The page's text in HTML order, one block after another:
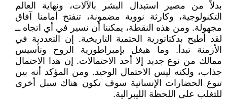
بدلاً من مصير استبدال البشر بالآلات، ونهاية العالم
التكنولوجية، وكارثة نووية مضمونة، تنفتح أمامنا آفاق
مجهولة. ومن هذه النقطة، يمكننا أن نسير في أي اتجاه ــ
لقد أطيح بدكتاتورية الحتمية التاريخية. إن التعددية في
الأزمنة تبدأ. وما هيغل بإمبراطورية الروح وتأسيس
ممالك من نوع جديد إلا أحد الاحتمالات. إن هذا الاحتمال
جذاب، ولكنه ليس الاحتمال الوحيد. ومن المؤكد أنه بين
تنوع الحضارات الإنسانية سوف تكون هناك سبل أخرى
للتغلب على اللحظة الليبرالية.